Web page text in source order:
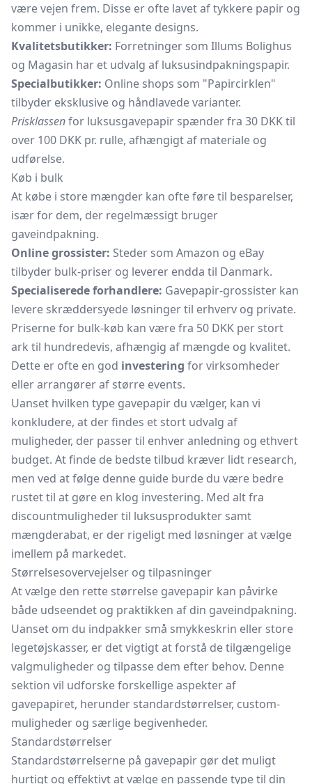
være vejen frem. Disse er ofte lavet af tykkere papir og
kommer i unikke, elegante designs.
Kvalitetsbutikker: Forretninger som Illums Bolighus
og Magasin har et udvalg af luksusindpakningspapir.
Specialbutikker: Online shops som "Papircirklen"
tilbyder eksklusive og håndlavede varianter.
Prisklassenfor luksusgavepapir spænder fra 30 DKK til
over 100 DKK pr. rulle, afhængigt af materiale og
udførelse.
Køb i bulk
At købe i store mængder kan ofte føre til besparelser,
især for dem, der regelmæssigt bruger
gaveindpakning.
Online grossister: Steder som Amazon og eBay
tilbyder bulk-priser og leverer endda til Danmark.
Specialiserede forhandlere: Gavepapir-grossister kan
levere skræddersyede løsninger til erhverv og private.
Priserne for bulk-køb kan være fra 50 DKK per stort
ark til hundredevis, afhængig af mængde og kvalitet.
Dette er ofte en god investering for virksomheder
eller arrangører af større events.
Uanset hvilken type gavepapir du vælger, kan vi
konkludere, at der findes et stort udvalg af
muligheder, der passer til enhver anledning og ethvert
budget. At finde de bedste tilbud kræver lidt research,
men ved at følge denne guide burde du være bedre
rustet til at gøre en klog investering. Med alt fra
discountmuligheder til luksusprodukter samt
mængderabat, er der rigeligt med løsninger at vælge
imellem på markedet.
Størrelsesovervejelser og tilpasninger
At vælge den rette størrelse gavepapir kan påvirke
både udseendet og praktikken af din gaveindpakning.
Uanset om du indpakker små smykkeskrin eller store
legetøjskasser, er det vigtigt at forstå de tilgængelige
valgmuligheder og tilpasse dem efter behov. Denne
sektion vil udforske forskellige aspekter af
gavepapiret, herunder standardstørrelser, custom-
muligheder og særlige begivenheder.
Standardstørrelser
Standardstørrelserne på gavepapir gør det muligt
hurtigt og effektivt at vælge en passende type til din